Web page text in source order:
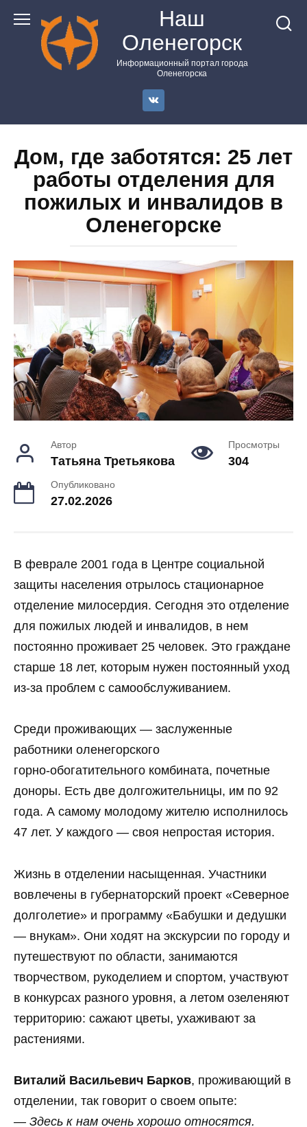
контенту
Наш
Оленегорск
Информационный портал города
Оленегорска
Дом, где заботятся: 25 лет
работы отделения для
пожилых и инвалидов в
Оленегорске
Автор
Татьяна Третьякова
Просмотры
304
Опубликовано
27.02.2026
В феврале 2001 года в Центре социальной
защиты населения отрылось стационарное
отделение милосердия. Сегодня это отделение
для пожилых людей и инвалидов, в нем
постоянно проживает 25 человек. Это граждане
старше 18 лет, которым нужен постоянный уход
из‑за проблем с самообслуживанием.
Среди проживающих — заслуженные
работники оленегорского
горно‑обогатительного комбината, почетные
доноры. Есть две долгожительницы, им по 92
года. А самому молодому жителю исполнилось
47 лет. У каждого — своя непростая история.
Жизнь в отделении насыщенная. Участники
вовлечены в губернаторский проект «Северное
долголетие» и программу «Бабушки и дедушки
— внукам». Они ходят на экскурсии по городу и
путешествуют по области, занимаются
творчеством, рукоделием и спортом, участвуют
в конкурсах разного уровня, а летом озеленяют
территорию: сажают цветы, ухаживают за
растениями.
Виталий Васильевич Барков, проживающий в
отделении, так говорит о своем опыте:
— Здесь к нам очень хорошо относятся.